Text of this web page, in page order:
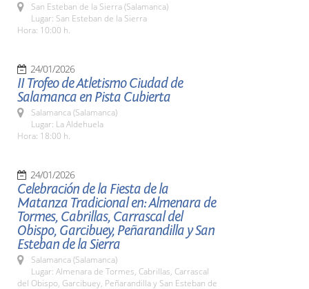
San Esteban de la Sierra (Salamanca)
Lugar: San Esteban de la Sierra
Hora: 10:00 h.
24/01/2026
II Trofeo de Atletismo Ciudad de
Salamanca en Pista Cubierta
Salamanca (Salamanca)
Lugar: La Aldehuela
Hora: 18:00 h.
24/01/2026
Celebración de la Fiesta de la
Matanza Tradicional en: Almenara de
Tormes, Cabrillas, Carrascal del
Obispo, Garcibuey, Peñarandilla y San
Esteban de la Sierra
Salamanca (Salamanca)
Lugar: Almenara de Tormes, Cabrillas, Carrascal
del Obispo, Garcibuey, Peñarandilla y San Esteban de